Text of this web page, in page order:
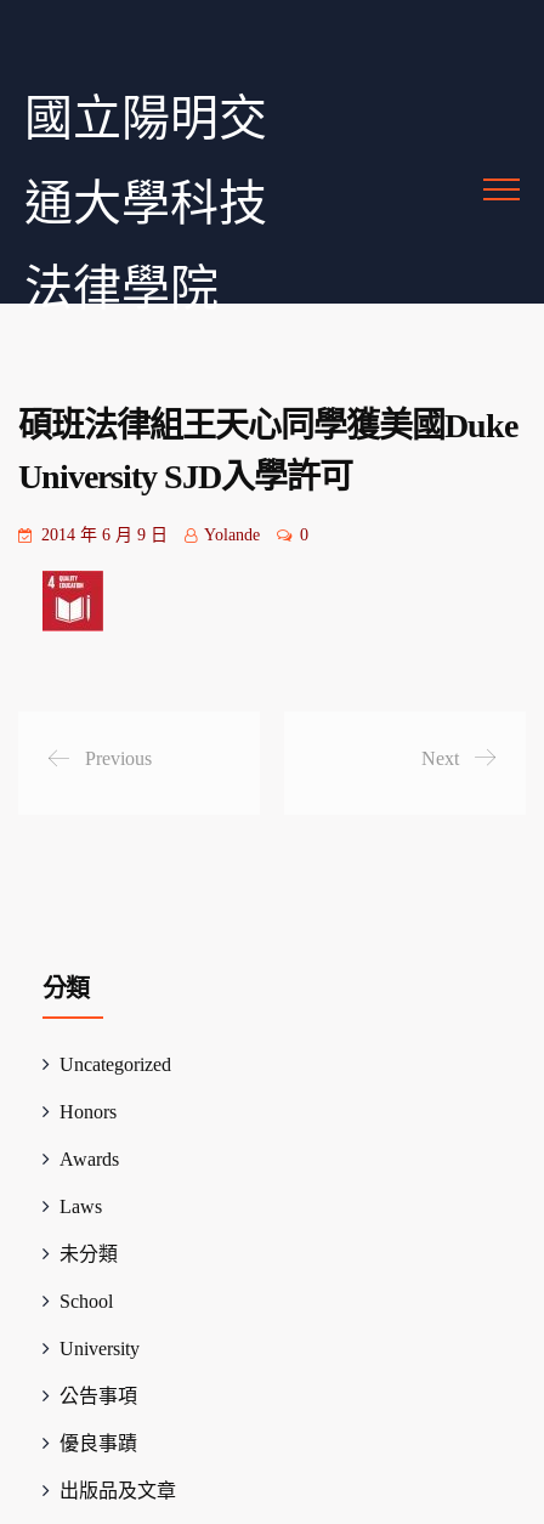
國立陽明交
通大學科技
法律學院
碩班法律組王天心同學獲美國Duke
University SJD入學許可
2014 年 6 月 9 日 Yolande 0
Previous Next
分類
Uncategorized
Honors
Awards
Laws
未分類
School
University
公告事項
優良事蹟
出版品及文章